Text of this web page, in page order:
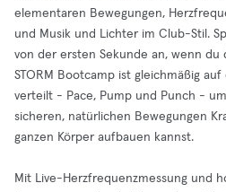
elementaren Bewegungen,
und Musik und Lichter im Club-Stil.
von der ersten Sekunde an, wenn du
STORM Bootcamp ist gleichmäßig
verteilt - Pace, Pump und Punch -
sicheren, natürlichen Bewegungen
ganzen Körper aufbauen kannst.
Mit Live-Herzfrequenzmessung und